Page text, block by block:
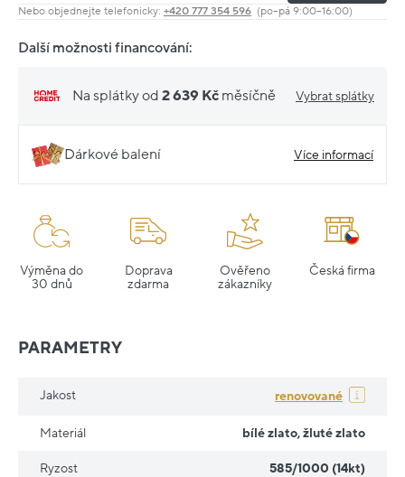
Nebo objednejte telefonicky: +420 777 354 596 (po–pá 9:00–16:00)
Další možnosti financování:
Na splátky od 2 639 Kč měsíčně Vybrat splátky
Dárkové balení Více informací
Výměna do
30 dnů
Doprava
zdarma
Ověřeno
zákazníky
Česká firma
PARAMETRY
Jakost renovované
Materiál bílé zlato, žluté zlato
Ryzost 585/1000 (14kt)